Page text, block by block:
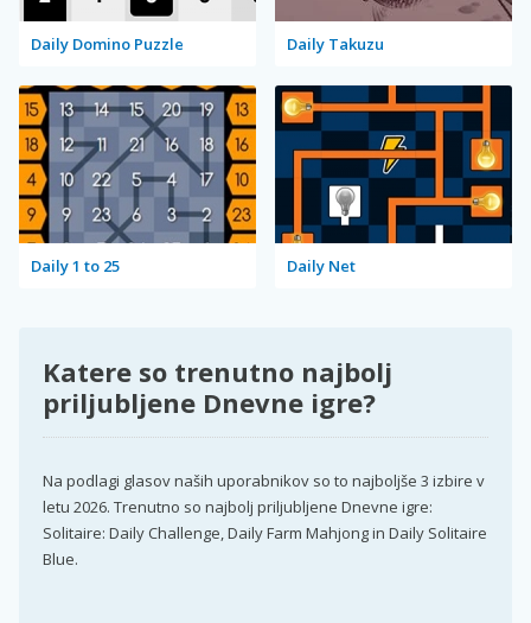
Daily Domino Puzzle Daily Takuzu
Daily 1 to 25 Daily Net
Katere so trenutno najbolj
priljubljene Dnevne igre?
Na podlagi glasov naših uporabnikov so to najboljše 3 izbire v
letu 2026. Trenutno so najbolj priljubljene Dnevne igre:
Solitaire: Daily Challenge, Daily Farm Mahjong in Daily Solitaire
Blue.